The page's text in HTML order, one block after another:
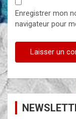
Enregistrer mon
navigateur pour